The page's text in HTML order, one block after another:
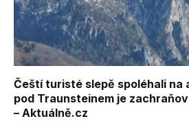
Čeští turisté slepě spoléhali na
pod Traunsteinem je
– Aktuálně.cz